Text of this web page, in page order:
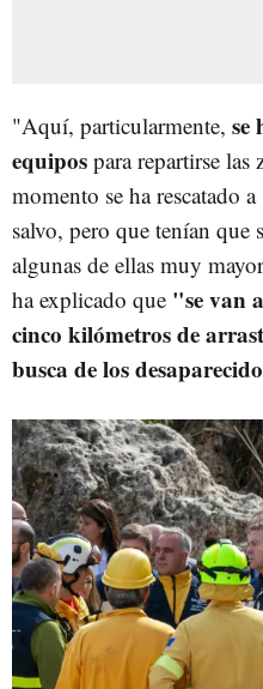
"Aquí, particularmente, se
equipos para repartirse las
momento se ha rescatado
salvo, pero que tenían que
algunas de ellas muy
ha explicado que "se van
cinco kilómetros de
busca de los